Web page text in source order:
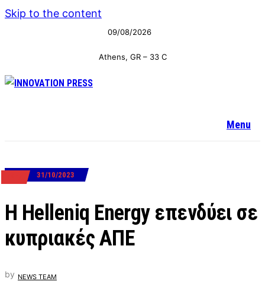
Skip to the content
09/08/2026
Athens, GR – 33 C
Menu
31/10/2023
Η Helleniq Energy επενδύει σε
κυπριακές ΑΠΕ
by NEWS TEAM